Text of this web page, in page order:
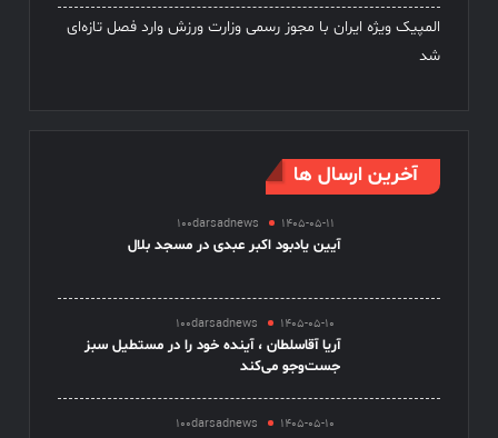
المپیک ویژه ایران با مجوز رسمی وزارت ورزش وارد فصل تازه‌ای
شد
آخرین ارسال ها
100darsadnews 1405-05-11
آیین یادبود اکبر عبدی در مسجد بلال
100darsadnews 1405-05-10
آریا آقاسلطان ، آینده خود را در مستطیل سبز
جست‌وجو می‌کند
100darsadnews 1405-05-10